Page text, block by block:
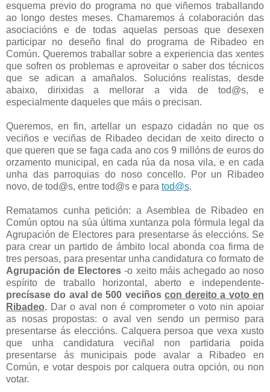
esquema previo do programa no que viñemos traballando
ao longo destes meses. Chamaremos á colaboración das
asociacións e de todas aquelas persoas que desexen
participar no deseño final do programa de Ribadeo en
Común. Queremos traballar sobre a experiencia das xentes
que sofren os problemas e aproveitar o saber dos técnicos
que se adican a amañalos. Solucións realistas, desde
abaixo, dirixidas a mellorar a vida de tod@s, e
especialmente daqueles que máis o precisan.
Queremos, en fin, artellar un espazo cidadán no que os
veciños e veciñas de Ribadeo decidan de xeito directo o
que queren que se faga cada ano cos 9 millóns de euros do
orzamento municipal, en cada rúa da nosa vila, e en cada
unha das parroquias do noso concello. Por un Ribadeo
novo, de tod@s, entre tod@s e para tod@s.
Rematamos cunha petición: a Asemblea de Ribadeo en
Común optou na súa última xuntanza pola fórmula legal da
Agrupación de Electores para presentarse ás eleccións. Se
para crear un partido de ámbito local abonda coa firma de
tres persoas, para presentar unha candidatura co formato de
Agrupación de Electores -o xeito máis achegado ao noso
espírito de traballo horizontal, aberto e independente-
precísase do aval de 500 veciños con dereito a voto en
Ribadeo. Dar o aval non é comprometer o voto nin apoiar
as nosas propostas: o aval ven sendo un permiso para
presentarse ás eleccións. Calquera persoa que vexa xusto
que unha candidatura veciñal non partidaria poida
presentarse ás municipais pode avalar a Ribadeo en
Común, e votar despois por calquera outra opción, ou non
votar.